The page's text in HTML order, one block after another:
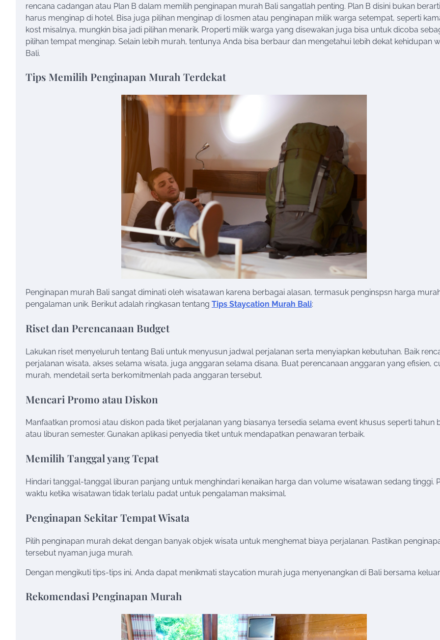
rencana cadangan atau Plan B dalam memilih penginapan murah Bali sangatlah penting. Plan B disini bukan berarti
harus menginap di hotel. Bisa juga pilihan menginap di losmen atau penginapan milik warga setempat, seperti
kost misalnya, mungkin bisa jadi pilihan menarik. Properti milik warga yang disewakan juga bisa untuk dicoba
pilihan tempat menginap. Selain lebih murah, tentunya Anda bisa berbaur dan mengetahui lebih dekat kehidupan
Bali.
Tips Memilih Penginapan Murah Terdekat
Penginapan murah Bali sangat diminati oleh wisatawan karena berbagai alasan, termasuk penginspsn harga
pengalaman unik. Berikut adalah ringkasan tentang Tips Staycation Murah Bali:
Riset dan Perencanaan Budget
Lakukan riset menyeluruh tentang Bali untuk menyusun jadwal perjalanan serta menyiapkan kebutuhan. Baik
perjalanan wisata, akses selama wisata, juga anggaran selama disana. Buat perencanaan anggaran yang efisien,
murah, mendetail serta berkomitmenlah pada anggaran tersebut.
Mencari Promo atau Diskon
Manfaatkan promosi atau diskon pada tiket perjalanan yang biasanya tersedia selama event khusus seperti tahun
atau liburan semester. Gunakan aplikasi penyedia tiket untuk mendapatkan penawaran terbaik.
Memilih Tanggal yang Tepat
Hindari tanggal-tanggal liburan panjang untuk menghindari kenaikan harga dan volume wisatawan sedang tinggi.
waktu ketika wisatawan tidak terlalu padat untuk pengalaman maksimal.
Penginapan Sekitar Tempat Wisata
Pilih penginapan murah dekat dengan banyak objek wisata untuk menghemat biaya perjalanan. Pastikan
tersebut nyaman juga murah.
Dengan mengikuti tips-tips ini, Anda dapat menikmati staycation murah juga menyenangkan di Bali bersama
Rekomendasi Penginapan Murah